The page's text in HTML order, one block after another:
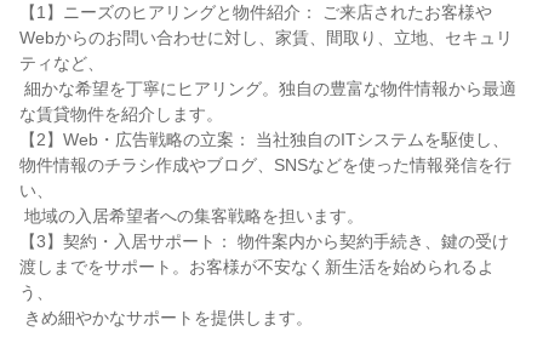
【1】ニーズのヒアリングと物件紹介： ご来店されたお客様や
Webからのお問い合わせに対し、家賃、間取り、立地、セキュリ
ティなど、
な賃貸物件を紹介します。
【2】Web・広告戦略の立案： 当社独自のITシステムを駆使し、
物件情報のチラシ作成やブログ、SNSなどを使った情報発信を行
い、
【3】契約・入居サポート： 物件案内から契約手続き、鍵の受け
渡しまでをサポート。お客様が不安なく新生活を始められるよ
う、